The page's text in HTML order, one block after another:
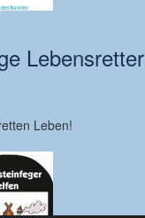
Lebensretter
Leben!